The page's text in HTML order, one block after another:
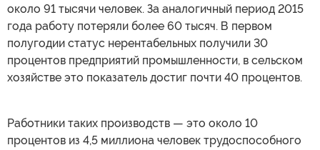
около 91 тысячи человек. За аналогичный период 2015
года работу потеряли более 60 тысяч. В первом
полугодии статус нерентабельных получили 30
процентов предприятий промышленности, в сельском
хозяйстве это показатель достиг почти 40 процентов.
Работники таких производств — это около 10
процентов из 4,5 миллиона человек трудоспособного